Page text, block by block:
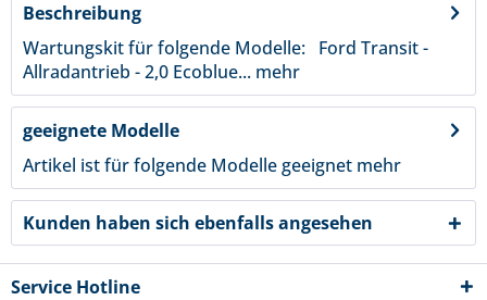
Beschreibung
Wartungskit für folgende Modelle: Ford Transit -
Allradantrieb - 2,0 Ecoblue... mehr
geeignete Modelle
Artikel ist für folgende Modelle geeignet mehr
Kunden haben sich ebenfalls angesehen
Service Hotline